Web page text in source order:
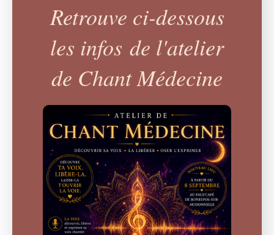
Retrouve ci-dessous
les infos de l'atelier
de Chant Médecine